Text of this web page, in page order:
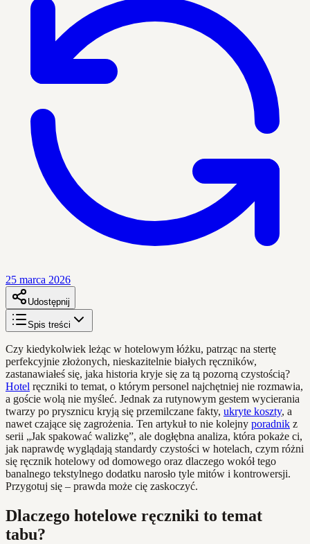
25 marca 2026
Udostępnij
Spis treści
Czy kiedykolwiek leżąc w hotelowym łóżku, patrząc na stertę
perfekcyjnie złożonych, nieskazitelnie białych ręczników,
zastanawiałeś się, jaka historia kryje się za tą pozorną czystością?
Hotel ręczniki to temat, o którym personel najchętniej nie rozmawia,
a goście wolą nie myśleć. Jednak za rutynowym gestem wycierania
twarzy po prysznicu kryją się przemilczane fakty, ukryte koszty, a
nawet czające się zagrożenia. Ten artykuł to nie kolejny poradnik z
serii „Jak spakować walizkę”, ale dogłębna analiza, która pokaże ci,
jak naprawdę wyglądają standardy czystości w hotelach, czym różni
się ręcznik hotelowy od domowego oraz dlaczego wokół tego
banalnego tekstylnego dodatku narosło tyle mitów i kontrowersji.
Przygotuj się – prawda może cię zaskoczyć.
Dlaczego hotelowe ręczniki to temat
tabu?